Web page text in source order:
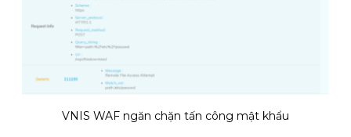
VNIS WAF ngăn chặn tấn công mật khẩu